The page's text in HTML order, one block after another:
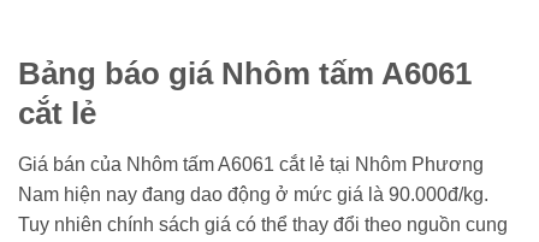
Bảng báo giá Nhôm tấm A6061
cắt lẻ
Giá bán của Nhôm tấm A6061 cắt lẻ tại Nhôm Phương
Nam hiện nay đang dao động ở mức giá là 90.000đ/kg.
Tuy nhiên chính sách giá có thể thay đổi theo nguồn cung